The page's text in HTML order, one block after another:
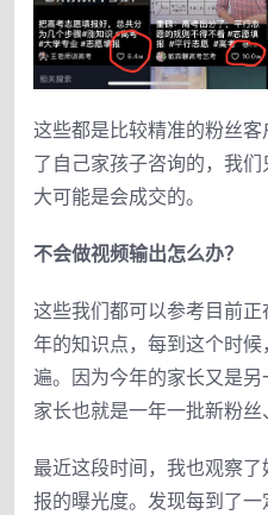
这些都是比较精准的粉丝
了自己家孩子咨询的，我
大可能是会成交的。
不会做视频输出怎么办？
这些我们都可以参考目前
年的知识点，每到这个时
遍。因为今年的家长又是
家长也就是一年一批新粉丝
最近这段时间，我也观察
报的曝光度。发现每到了